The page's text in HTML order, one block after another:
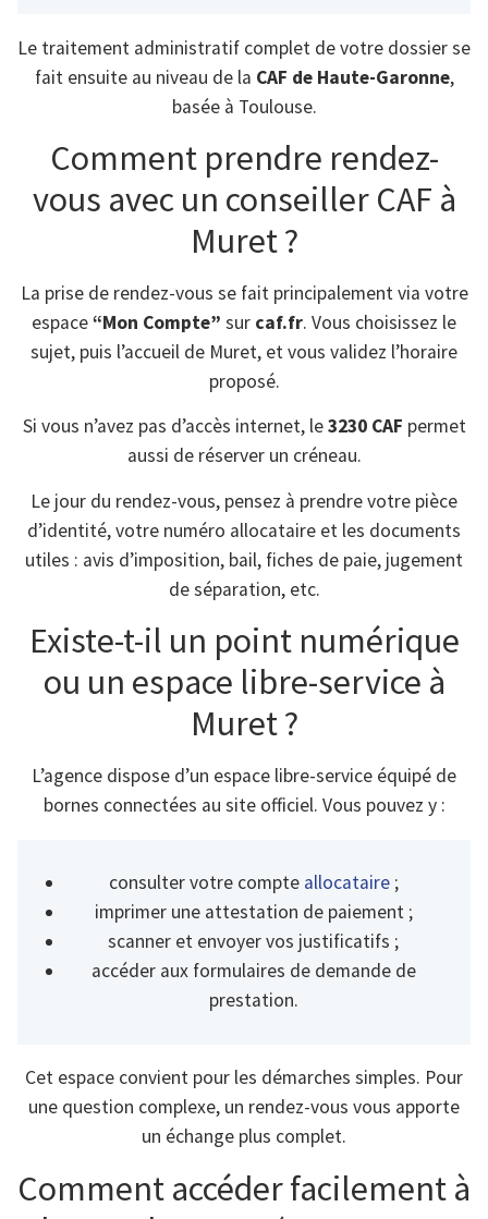
Le traitement administratif complet de votre dossier se
fait ensuite au niveau de la CAF de Haute-Garonne,
basée à Toulouse.
Comment prendre rendez-
vous avec un conseiller CAF à
Muret ?
La prise de rendez-vous se fait principalement via votre
espace“Mon Compte” sur caf.fr. Vous choisissez le
sujet, puis l’accueil de Muret, et vous validez l’horaire
proposé.
Si vous n’avez pas d’accès internet, le3230 CAF permet
aussi de réserver un créneau.
Le jour du rendez-vous, pensez à prendre votre pièce
d’identité, votre numéro allocataire et les documents
utiles : avis d’imposition, bail, fiches de paie, jugement
de séparation, etc.
Existe-t-il un point numérique
ou un espace libre-service à
Muret ?
L’agence dispose d’un espace libre-service équipé de
bornes connectées au site officiel. Vous pouvez y :
consulter votre compte allocataire ;
imprimer une attestation de paiement ;
scanner et envoyer vos justificatifs ;
accéder aux formulaires de demande de
prestation.
Cet espace convient pour les démarches simples. Pour
une question complexe, un rendez-vous vous apporte
un échange plus complet.
Comment accéder facilement à